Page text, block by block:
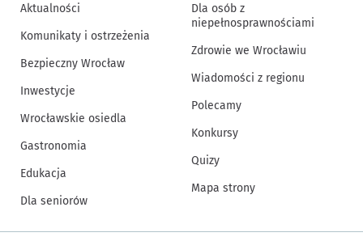
Aktualności
Komunikaty i ostrzeżenia
Bezpieczny Wrocław
Inwestycje
Wrocławskie osiedla
Gastronomia
Edukacja
Dla seniorów
Dla osób z
niepełnosprawnościami
Zdrowie we Wrocławiu
Wiadomości z regionu
Polecamy
Konkursy
Quizy
Mapa strony